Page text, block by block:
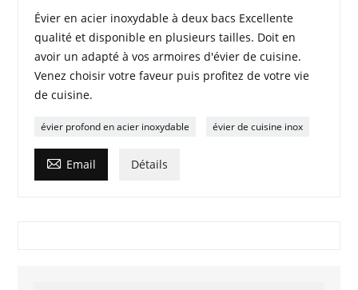
Évier en acier inoxydable à deux bacs Excellente
qualité et disponible en plusieurs tailles. Doit en
avoir un adapté à vos armoires d'évier de cuisine.
Venez choisir votre faveur puis profitez de votre vie
de cuisine.
évier profond en acier inoxydable évier de cuisine inox
 Email Détails